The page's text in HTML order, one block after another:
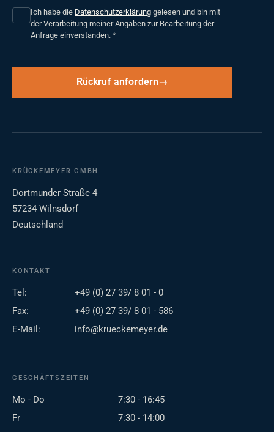
Ich habe die Datenschutzerklärung gelesen und bin mit
der Verarbeitung meiner Angaben zur Bearbeitung der
Anfrage einverstanden. *
Rückruf anfordern
KRÜCKEMEYER GMBH
Dortmunder Straße 4
57234 Wilnsdorf
Deutschland
KONTAKT
Tel:
+49 (0) 27 39/ 8 01 - 0
Fax:
+49 (0) 27 39/ 8 01 - 586
E-Mail:
info@krueckemeyer.de
GESCHÄFTSZEITEN
Mo - Do
7:30 - 16:45
Fr
7:30 - 14:00